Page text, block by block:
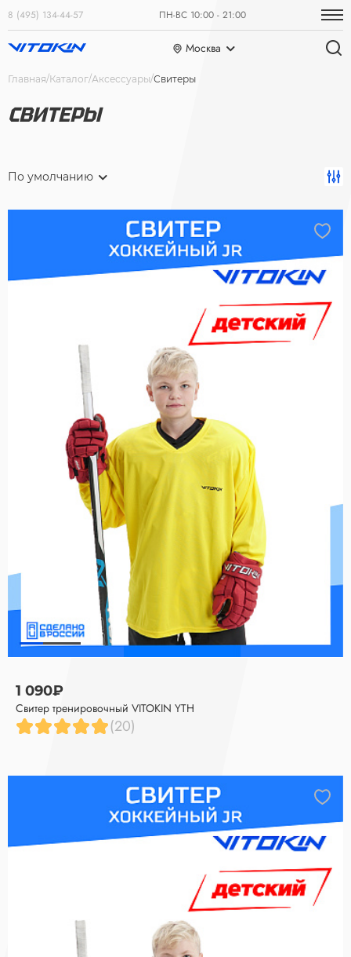
8 (495) 134-44-57 ПН-ВС 10:00 - 21:00
Москва
Главная Каталог Аксессуары Свитеры
СВИТЕРЫ
По умолчанию
1 090₽
Свитер тренировочный VITOKIN YTH
(20)